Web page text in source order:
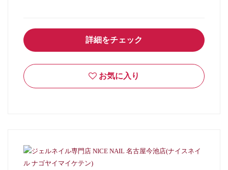
詳細をチェック
お気に入り